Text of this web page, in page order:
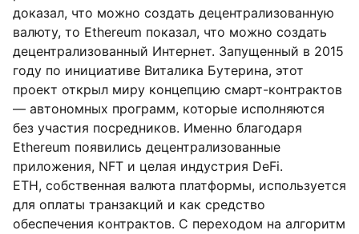
доказал, что можно создать децентрализованную
валюту, то Ethereum показал, что можно создать
децентрализованный Интернет. Запущенный в 2015
году по инициативе Виталика Бутерина, этот
проект открыл миру концепцию смарт-контрактов
— автономных программ, которые исполняются
без участия посредников. Именно благодаря
Ethereum появились децентрализованные
приложения, NFT и целая индустрия DeFi.
ETH, собственная валюта платформы, используется
для оплаты транзакций и как средство
обеспечения контрактов. С переходом на алгоритм